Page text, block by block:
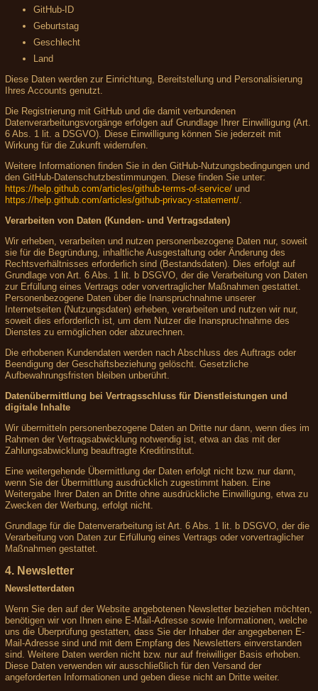
GitHub-ID
Geburtstag
Geschlecht
Land
Diese Daten werden zur Einrichtung, Bereitstellung und Personalisierung
Ihres Accounts genutzt.
Die Registrierung mit GitHub und die damit verbundenen
Datenverarbeitungsvorgänge erfolgen auf Grundlage Ihrer Einwilligung (Art.
6 Abs. 1 lit. a DSGVO). Diese Einwilligung können Sie jederzeit mit
Wirkung für die Zukunft widerrufen.
Weitere Informationen finden Sie in den GitHub-Nutzungsbedingungen und
den GitHub-Datenschutzbestimmungen. Diese finden Sie unter:
https://help.github.com/articles/github-terms-of-service/ und
https://help.github.com/articles/github-privacy-statement/.
Verarbeiten von Daten (Kunden- und Vertragsdaten)
Wir erheben, verarbeiten und nutzen personenbezogene Daten nur, soweit
sie für die Begründung, inhaltliche Ausgestaltung oder Änderung des
Rechtsverhältnisses erforderlich sind (Bestandsdaten). Dies erfolgt auf
Grundlage von Art. 6 Abs. 1 lit. b DSGVO, der die Verarbeitung von Daten
zur Erfüllung eines Vertrags oder vorvertraglicher Maßnahmen gestattet.
Personenbezogene Daten über die Inanspruchnahme unserer
Internetseiten (Nutzungsdaten) erheben, verarbeiten und nutzen wir nur,
soweit dies erforderlich ist, um dem Nutzer die Inanspruchnahme des
Dienstes zu ermöglichen oder abzurechnen.
Die erhobenen Kundendaten werden nach Abschluss des Auftrags oder
Beendigung der Geschäftsbeziehung gelöscht. Gesetzliche
Aufbewahrungsfristen bleiben unberührt.
Datenübermittlung bei Vertragsschluss für Dienstleistungen und
digitale Inhalte
Wir übermitteln personenbezogene Daten an Dritte nur dann, wenn dies im
Rahmen der Vertragsabwicklung notwendig ist, etwa an das mit der
Zahlungsabwicklung beauftragte Kreditinstitut.
Eine weitergehende Übermittlung der Daten erfolgt nicht bzw. nur dann,
wenn Sie der Übermittlung ausdrücklich zugestimmt haben. Eine
Weitergabe Ihrer Daten an Dritte ohne ausdrückliche Einwilligung, etwa zu
Zwecken der Werbung, erfolgt nicht.
Grundlage für die Datenverarbeitung ist Art. 6 Abs. 1 lit. b DSGVO, der die
Verarbeitung von Daten zur Erfüllung eines Vertrags oder vorvertraglicher
Maßnahmen gestattet.
4. Newsletter
Newsletterdaten
Wenn Sie den auf der Website angebotenen Newsletter beziehen möchten,
benötigen wir von Ihnen eine E-Mail-Adresse sowie Informationen, welche
uns die Überprüfung gestatten, dass Sie der Inhaber der angegebenen E-
Mail-Adresse sind und mit dem Empfang des Newsletters einverstanden
sind. Weitere Daten werden nicht bzw. nur auf freiwilliger Basis erhoben.
Diese Daten verwenden wir ausschließlich für den Versand der
angeforderten Informationen und geben diese nicht an Dritte weiter.